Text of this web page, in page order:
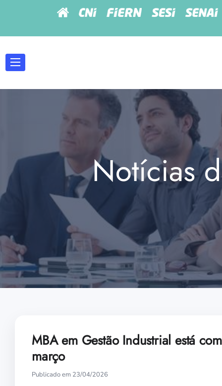
Notícias
MBA em Gestão Industrial está
março
Publicado em 23/04/2026